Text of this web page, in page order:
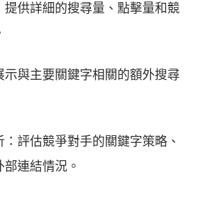
提供詳細的搜尋量、點擊量和競
示與主要關鍵字相關的額外搜尋
：評估競爭對手的關鍵字策略、
連結情況。